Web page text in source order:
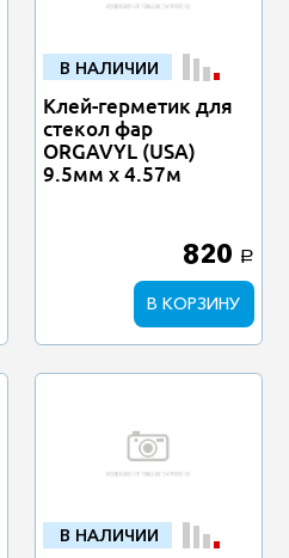
В НАЛИЧИИ
Клей-герметик для
стекол фар
ORGAVYL (USA)
9.5мм х 4.57м
820 a
В КОРЗИНУ
В НАЛИЧИИ